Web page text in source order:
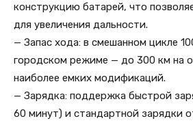
конструкцию батарей, что
для увеличения дальности.
— Запас хода: в смешанном цикле
городском режиме — до 300 км на
наиболее емких модификаций.
— Зарядка: поддержка быстрой
60 минут) и стандартной зарядки